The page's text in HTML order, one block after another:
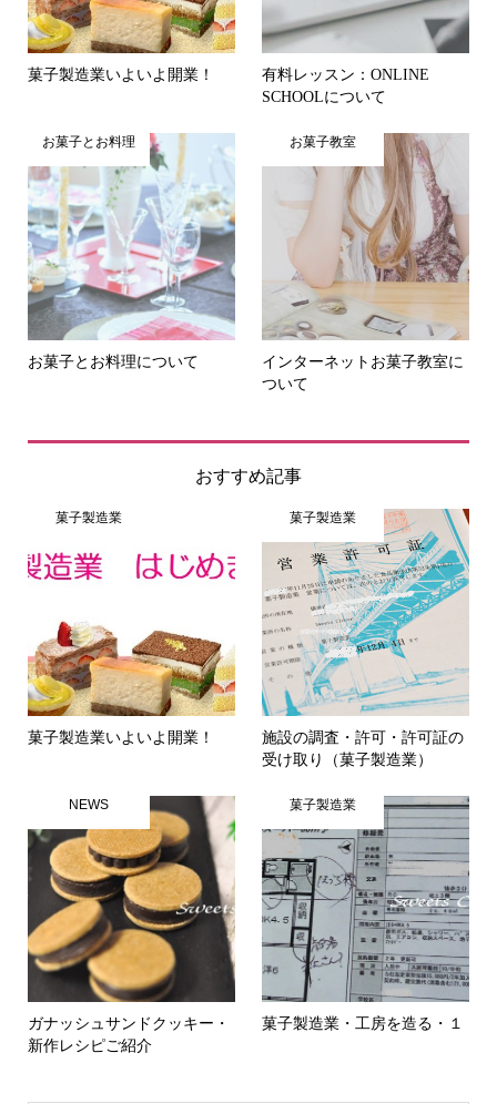
菓子製造業いよいよ開業！
有料レッスン：ONLINE
SCHOOLについて
お菓子とお料理
お菓子とお料理について
お菓子教室
インターネットお菓子教室に
ついて
おすすめ記事
菓子製造業
菓子製造業いよいよ開業！
菓子製造業
施設の調査・許可・許可証の
受け取り（菓子製造業）
NEWS
ガナッシュサンドクッキー・
新作レシピご紹介
菓子製造業
菓子製造業・工房を造る・１